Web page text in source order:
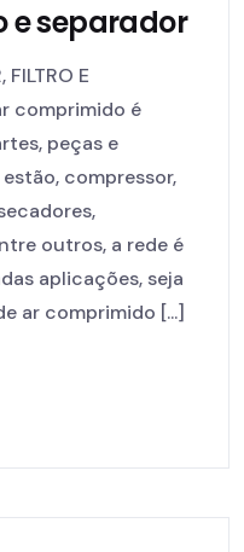
e separador
FILTRO E
comprimido é
peças e
compressor,
outros, a rede é
aplicações, seja
ar comprimido [...]